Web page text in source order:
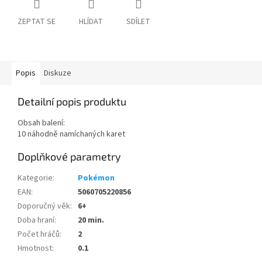
ZEPTAT SE HLÍDAT SDÍLET
Popis Diskuze
Detailní popis produktu
Obsah balení:
10 náhodně namíchaných karet
Doplňkové parametry
Kategorie:
Pokémon
EAN:
5060705220856
Doporučný věk: 6+
Doba hraní:
20 min.
Počet hráčů:
2
Hmotnost:
0.1